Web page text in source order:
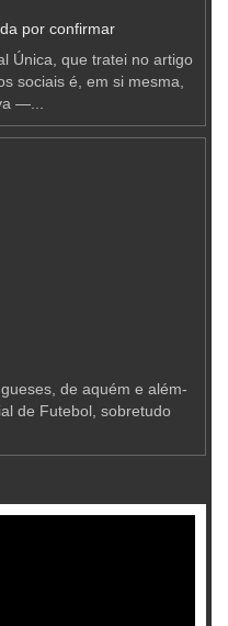
por confirmar
Única, que tratei no artigo
sociais é, em si mesma,
—...
de aquém e além-
de Futebol, sobretudo